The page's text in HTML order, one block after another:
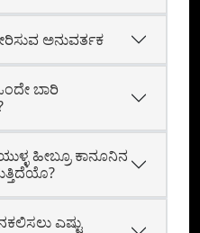
ಅನುವರ್ತಕ
ಬಾರಿ
ಹೀಬ್ರೂ ಕಾನೂನಿನ
ಎಷ್ಟು